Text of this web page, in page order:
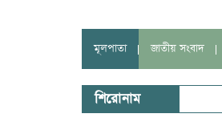
মূলপাতা জাতীয় সংবাদ
শিরোনাম